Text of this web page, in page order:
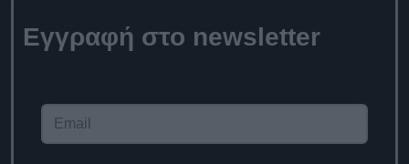
Εγγραφή στο newsletter